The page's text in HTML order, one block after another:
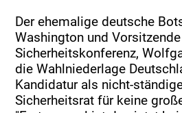
Der ehemalige deutsche
Washington und
Sicherheitskonferenz,
die Wahlniederlage
Kandidatur als nicht-
Sicherheitsrat für keine